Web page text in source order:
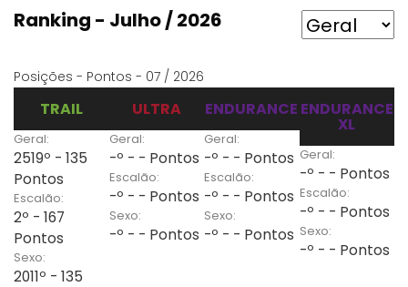
Ranking - Julho / 2026
Posições - Pontos - 07 / 2026
TRAIL
Geral:
2519º - 135
Pontos
Escalão:
2º - 167
Pontos
Sexo:
2011º - 135
ULTRA
Geral:
-º - - Pontos
Escalão:
-º - - Pontos
Sexo:
-º - - Pontos
ENDURANCE
Geral:
-º - - Pontos
Escalão:
-º - - Pontos
Sexo:
-º - - Pontos
ENDURANCE
XL
Geral:
-º - - Pontos
Escalão:
-º - - Pontos
Sexo:
-º - - Pontos